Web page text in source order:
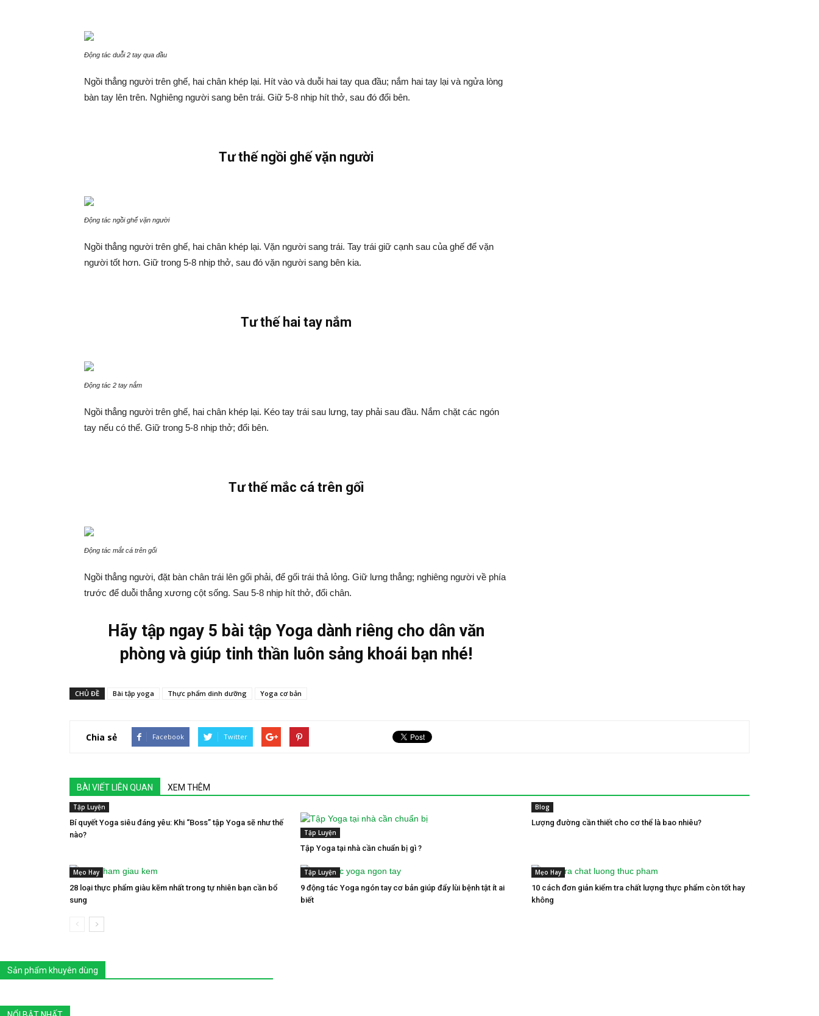
Động tác duỗi 2 tay qua đầu
Ngồi thẳng người trên ghế, hai chân khép lại. Hít vào và duỗi hai tay qua đầu; nắm hai tay lại và ngửa lòng
bàn tay lên trên. Nghiêng người sang bên trái. Giữ 5-8 nhịp hít thở, sau đó đổi bên.
Tư thế ngồi ghế vặn người
Động tác ngồi ghế vặn người
Ngồi thẳng người trên ghế, hai chân khép lại. Vặn người sang trái. Tay trái giữ cạnh sau của ghế để vặn
người tốt hơn. Giữ trong 5-8 nhịp thở, sau đó vặn người sang bên kia.
Tư thế hai tay nắm
Động tác 2 tay nắm
Ngồi thẳng người trên ghế, hai chân khép lại. Kéo tay trái sau lưng, tay phải sau đầu. Nắm chặt các ngón
tay nếu có thể. Giữ trong 5-8 nhịp thở; đổi bên.
Tư thế mắc cá trên gối
Động tác mắt cá trên gối
Ngồi thẳng người, đặt bàn chân trái lên gối phải, để gối trái thả lỏng. Giữ lưng thẳng; nghiêng người về phía
trước để duỗi thẳng xương cột sống. Sau 5-8 nhịp hít thở, đổi chân.
Hãy tập ngay 5 bài tập Yoga dành riêng cho dân văn
phòng và giúp tinh thần luôn sảng khoái bạn nhé!
CHỦ ĐỀ Bài tập yoga Thực phẩm dinh dưỡng Yoga cơ bản
Chia sẻ Facebook Twitter
BÀI VIẾT LIÊN QUAN XEM THÊM
Tập Luyện
Bí quyết Yoga siêu đáng yêu: Khi “Boss” tập Yoga sẽ như thế
nào?
Tập Luyện
Tập Yoga tại nhà cần chuẩn bị gì ?
Blog
Lượng đường cần thiết cho cơ thể là bao nhiêu?
Mẹo Hay
28 loại thực phẩm giàu kẽm nhất trong tự nhiên bạn cần bổ
sung
Tập Luyện
9 động tác Yoga ngón tay cơ bản giúp đẩy lùi bệnh tật ít ai
biết
Mẹo Hay
10 cách đơn giản kiểm tra chất lượng thực phẩm còn tốt hay
không
Sản phẩm khuyên dùng